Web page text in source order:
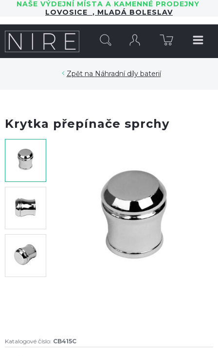
NAŠE VÝDEJNÍ MÍSTA A KAMENNÉ PRODEJNY
LOVOSICE , MLADÁ BOLESLAV
Náhradní díly baterií
Krytka přepínače sprchy
Katalogové číslo: CB415C